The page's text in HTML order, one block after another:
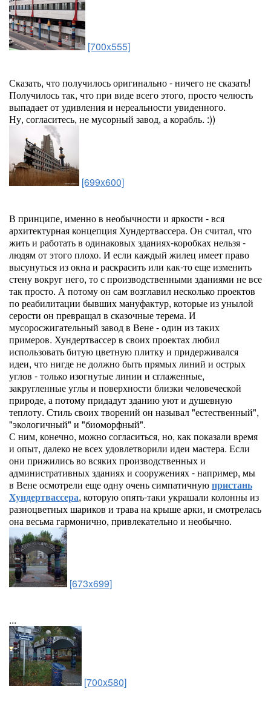
[700x555]
Сказать, что получилось оригинально - ничего не сказать!
Получилось так, что при виде всего этого, просто челюсть
выпадает от удивления и нереальности увиденного.
Ну, согласитесь, не мусорный завод, а корабль. :))
[699x600]
В принципе, именно в необычности и яркости - вся
архитектурная концепция Хундертвассера. Он считал, что
жить и работать в одинаковых зданиях-коробках нельзя -
людям от этого плохо. И если каждый жилец имеет право
высунуться из окна и раскрасить или как-то еще изменить
стену вокруг него, то с производственными зданиями не все
так просто. А потому он сам возглавил несколько проектов
по реабилитации бывших мануфактур, которые из унылой
серости он превращал в сказочные терема. И
мусоросжигательный завод в Вене - один из таких
примеров. Хундертвассер в своих проектах любил
использовать битую цветную плитку и придерживался
идеи, что нигде не должно быть прямых линий и острых
углов - только изогнутые линии и сглаженные,
закругленные углы и поверхности близки человеческой
природе, а потому придадут зданию уют и душевную
теплоту. Стиль своих творений он называл "естественный",
"экологичный" и "биоморфный".
С ним, конечно, можно согласиться, но, как показали время
и опыт, далеко не всех удовлетворили идеи мастера. Если
они прижились во всяких производственных и
административных зданиях и сооружениях - например, мы
в Вене осмотрели еще одну очень симпатичнуюпристань
Хундертвассера, которую опять-таки украшали колонны из
разноцветных шариков и трава на крыше арки, и смотрелась
она весьма гармонично, привлекательно и необычно.
[673x699]
...
[700x580]